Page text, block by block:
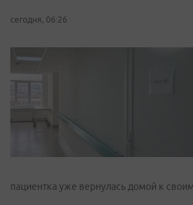
сегодня, 06:26
пациентка уже вернулась домой к